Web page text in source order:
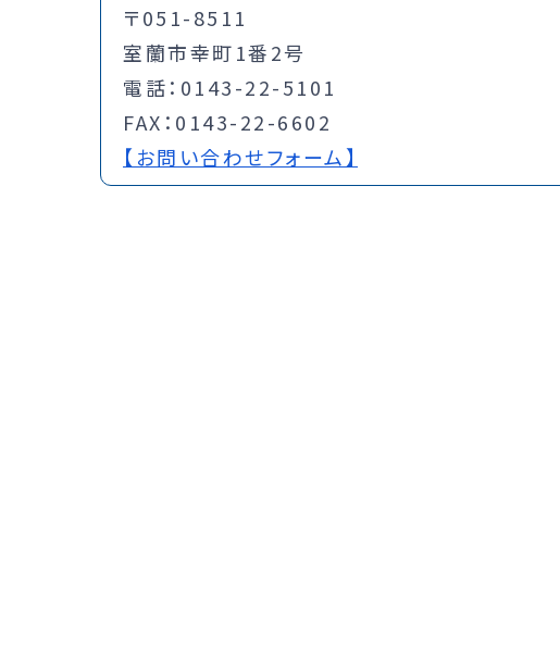
〒051-8511
室蘭市幸町1番2号
電話：0143-22-5101
FAX：0143-22-6602
【お問い合わせフォーム】